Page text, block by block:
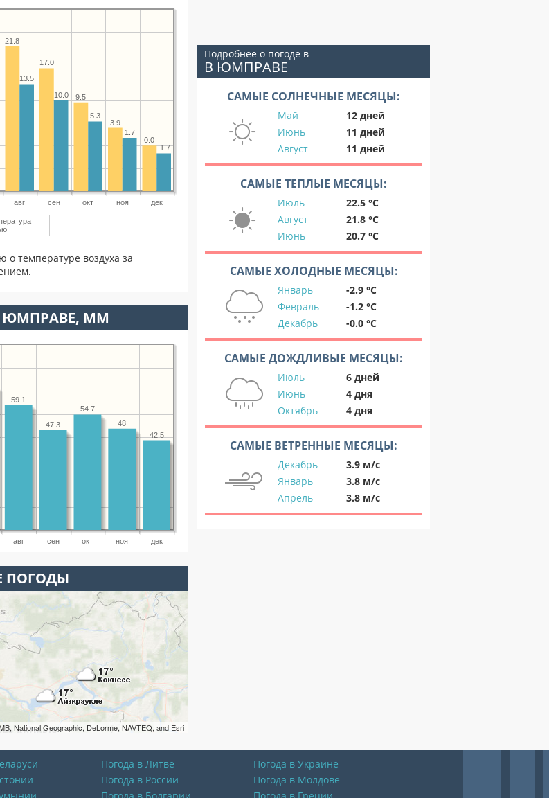
авг сен окт ноя дек
0.0
3.9
9.5
17.0
21.8
-1.7
1.7
5.3
10.0
13.5
температуре воздуха за
ЮМПРАВЕ, ММ
авг сен окт ноя дек
42.5
48
54.7
47.3
59.1
ПОГОДЫ
National Geographic, DeLorme, NAVTEQ, and Esri
Подробнее о погоде в
В ЮМПРАВЕ
САМЫЕ СОЛНЕЧНЫЕ МЕСЯЦЫ:
Май
12 дней
Июнь
11 дней
Август
11 дней
САМЫЕ ТЕПЛЫЕ МЕСЯЦЫ:
Июль
22.5 °C
Август
21.8 °C
Июнь
20.7 °C
САМЫЕ ХОЛОДНЫЕ МЕСЯЦЫ:
Январь
-2.9 °C
Февраль
-1.2 °C
Декабрь
-0.0 °C
САМЫЕ ДОЖДЛИВЫЕ МЕСЯЦЫ:
Июль
6 дней
Июнь
4 дня
Октябрь
4 дня
САМЫЕ ВЕТРЕННЫЕ МЕСЯЦЫ:
Декабрь
3.9 м/с
Январь
3.8 м/с
Апрель
3.8 м/с
Погода в Литве
Погода в Украине
Погода в России
Погода в Молдове